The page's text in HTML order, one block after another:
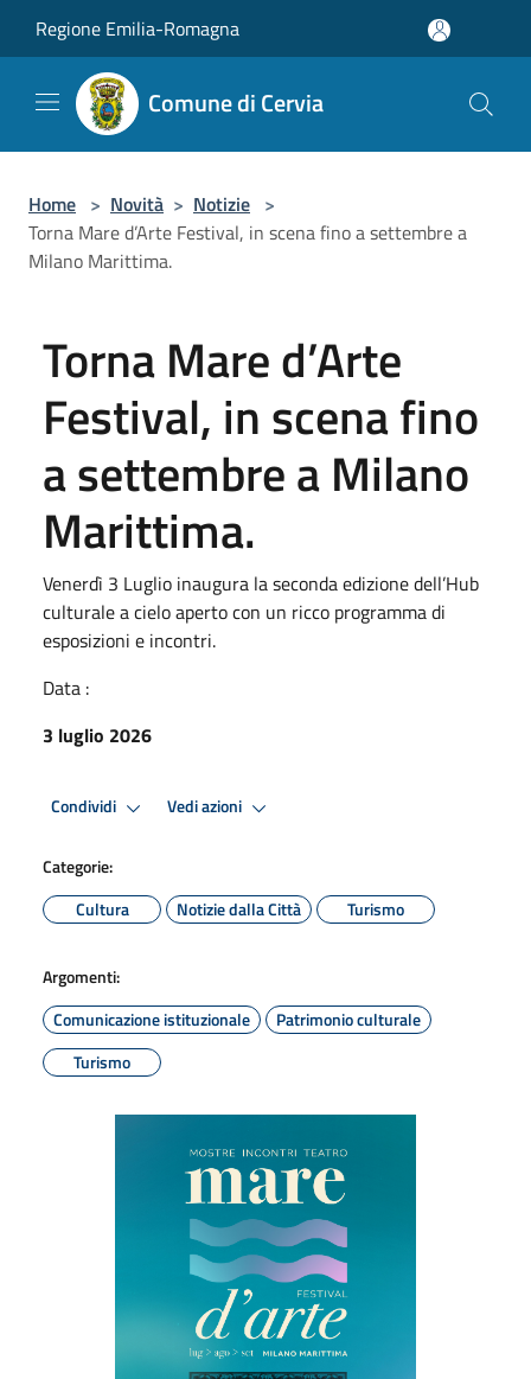
Regione Emilia-Romagna
Comune di Cervia
Home > Novità > Notizie >
Torna Mare d’Arte Festival, in scena fino a settembre a
Milano Marittima.
Torna Mare d’Arte
Festival, in scena fino
a settembre a Milano
Marittima.
Venerdì 3 Luglio inaugura la seconda edizione dell’Hub
culturale a cielo aperto con un ricco programma di
esposizioni e incontri.
Data :
3 luglio 2026
Condividi Vedi azioni
Categorie:
Cultura
Notizie dalla Città Turismo
Argomenti:
Comunicazione istituzionale
Patrimonio culturale
Turismo